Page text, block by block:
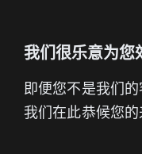
我们很乐意为您
即便您不是我们
我们在此恭候您的